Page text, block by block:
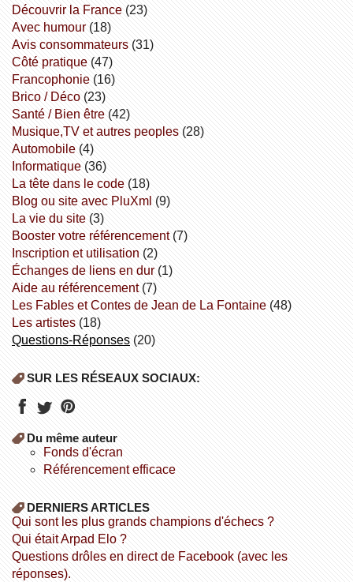
découvrir la France(23)
avec humour(18)
avis consommateurs(31)
côté pratique(47)
Francophonie(16)
Brico / Déco(23)
Santé / Bien être(42)
Musique,TV et autres peoples(28)
Automobile(4)
informatique(36)
la tête dans le code(18)
Blog ou site avec PluXml (9)
la vie du site(3)
booster votre référencement(7)
inscription et utilisation (2)
échanges de liens en dur(1)
aide au référencement(7)
Les Fables et Contes de Jean de La Fontaine(48)
Les artistes(18)
Questions-Réponses(20)
SUR LES RÉSEAUX SOCIAUX:
Du même auteur
fonds d'écran
référencement efficace
DERNIERS ARTICLES
Qui sont les plus grands champions d'échecs ?
Qui était Arpad Elo ?
Questions drôles en direct de Facebook (avec les
réponses).